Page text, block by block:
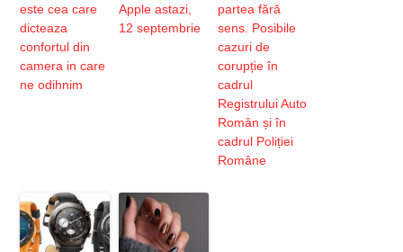
este cea care
dicteaza
confortul din
camera in care
ne odihnim
Apple astazi,
12 septembrie
partea fără
sens. Posibile
cazuri de
corupție în
cadrul
Registrului Auto
Român și în
cadrul Poliției
Române